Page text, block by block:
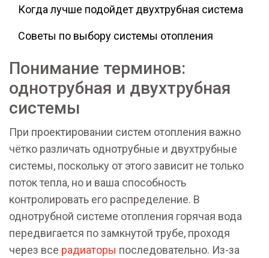
Когда лучше подойдет двухтрубная система
Советы по выбору системы отопления
Понимание терминов:
однотрубная и двухтрубная
системы
При проектировании систем отопления важно
чётко различать однотрубные и двухтрубные
системы, поскольку от этого зависит не только
поток тепла, но и ваша способность
контролировать его распределение. В
однотрубной системе отопления горячая вода
передвигается по замкнутой трубе, проходя
через все радиаторы последовательно. Из-за